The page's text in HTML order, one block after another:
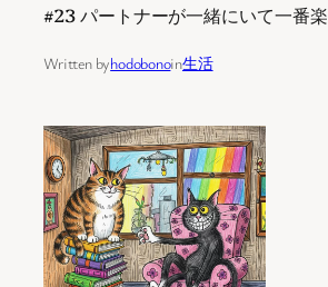
#23 パートナーが一緒にいて一番楽
Written byhodobonoin生活